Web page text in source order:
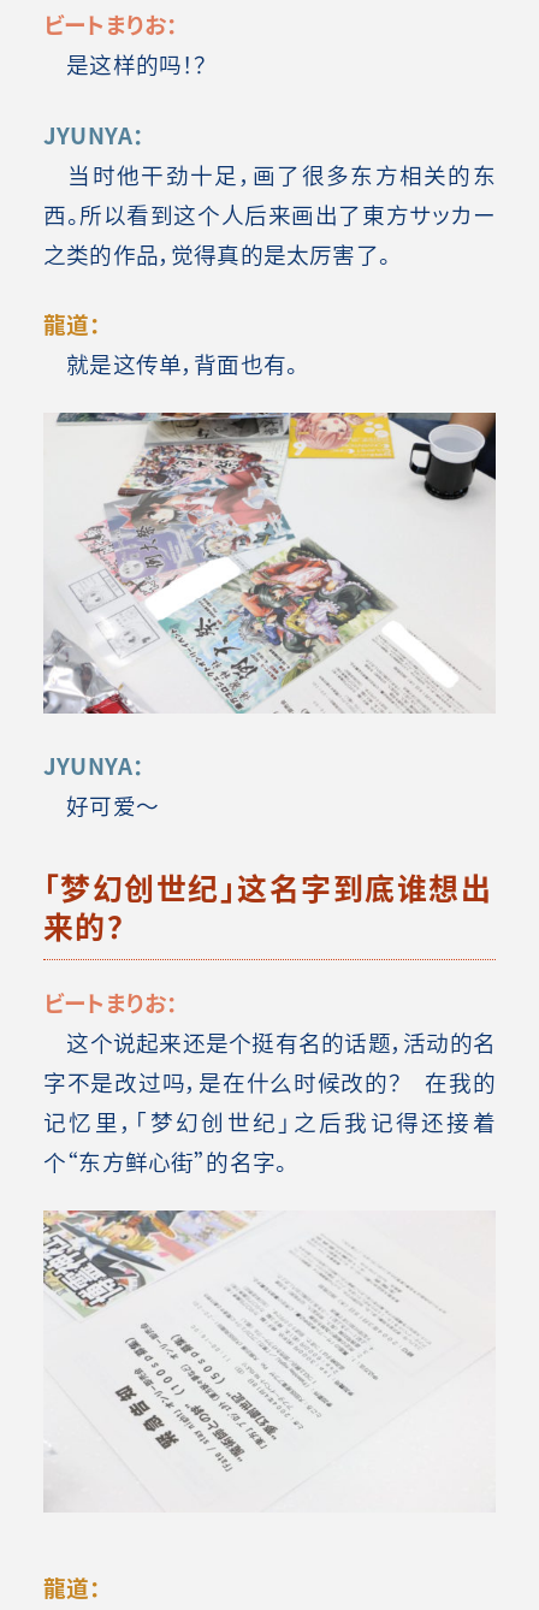
ビートまりお：
是这样的吗！？
JYUNYA：
当时他干劲十足，画了很多东方相关的东
西。所以看到这个人后来画出了東方サッカー
之类的作品，觉得真的是太厉害了。
龍道：
就是这传单，背面也有。
JYUNYA：
好可爱～
「梦幻创世纪」这名字到底谁想出
来的？
ビートまりお：
这个说起来还是个挺有名的话题，活动的名
字不是改过吗，是在什么时候改的？ 在我的
记忆里，「梦幻创世纪」之后我记得还接着
个“东方鲜心街”的名字。
龍道：